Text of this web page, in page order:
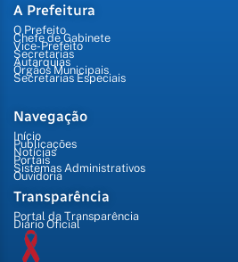
A Prefeitura
O Prefeito
Chefe de Gabinete
Vice-Prefeito
Secretarias
Autarquias
Órgãos Municipais
Secretarias Especiais
Navegação
Início
Publicações
Notícias
Portais
Sistemas Administrativos
Ouvidoria
Transparência
Portal da Transparência
Diário Oficial